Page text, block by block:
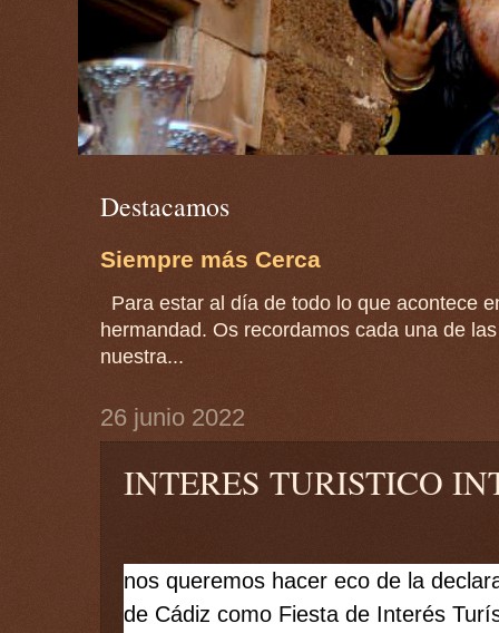
Destacamos
Siempre más Cerca
Para estar al día de todo lo que acontece
hermandad. Os recordamos cada una de
nuestra...
26 junio 2022
INTERES TURISTICO
nos queremos hacer eco de la
de Cádiz como Fiesta de Interés